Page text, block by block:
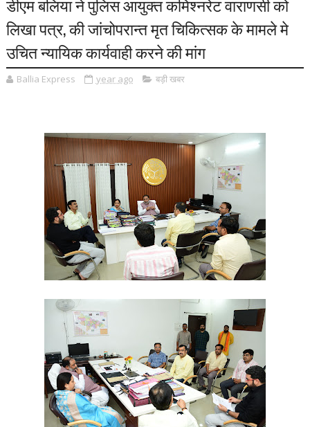
डीएम बलिया ने पुलिस आयुक्त कमिश्नरेट वाराणसी को
लिखा पत्र, की जांचोपरान्त मृत चिकित्सक के मामले मे
उचित न्यायिक कार्यवाही करने की मांग
Ballia Express year ago बड़ी खबर